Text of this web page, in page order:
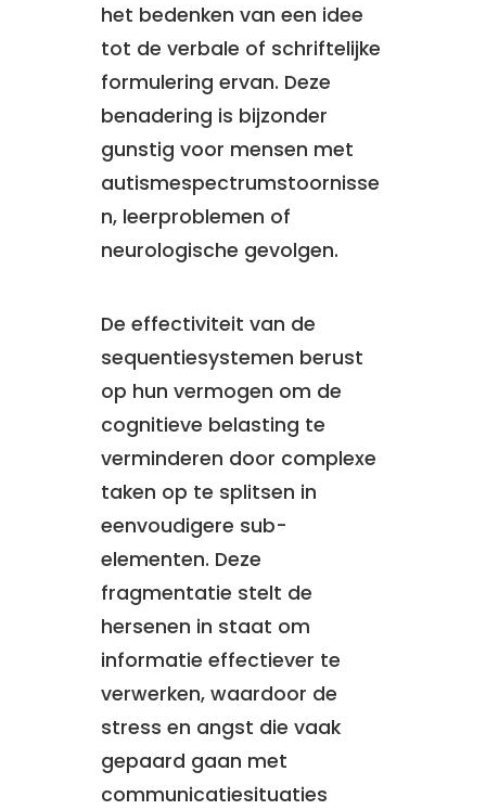
het bedenken van een idee
tot de verbale of schriftelijke
formulering ervan. Deze
benadering is bijzonder
gunstig voor mensen met
autismespectrumstoornisse
n, leerproblemen of
neurologische gevolgen.
De effectiviteit van de
sequentiesystemen berust
op hun vermogen om de
cognitieve belasting te
verminderen door complexe
taken op te splitsen in
eenvoudigere sub-
elementen. Deze
fragmentatie stelt de
hersenen in staat om
informatie effectiever te
verwerken, waardoor de
stress en angst die vaak
gepaard gaan met
communicatiesituaties